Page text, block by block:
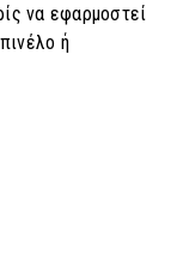
να εφαρμοστεί
ή